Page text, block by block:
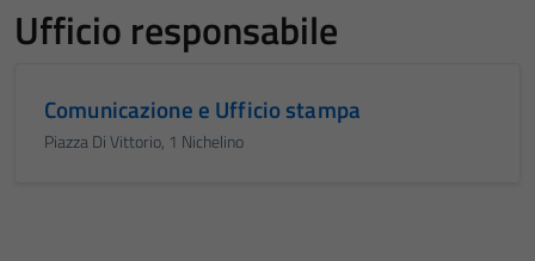
Ufficio responsabile
Comunicazione e Ufficio stampa
Piazza Di Vittorio, 1 Nichelino